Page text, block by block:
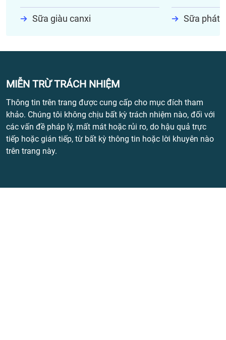
Sữa giàu canxi Sữa phát
MIỄN TRỪ TRÁCH NHIỆM
Thông tin trên trang được cung cấp cho mục đích tham
khảo. Chúng tôi không chịu bất kỳ trách nhiệm nào, đối với
các vấn đề pháp lý, mất mát hoặc rủi ro, do hậu quả trực
tiếp hoặc gián tiếp, từ bất kỳ thông tin hoặc lời khuyên nào
trên trang này.